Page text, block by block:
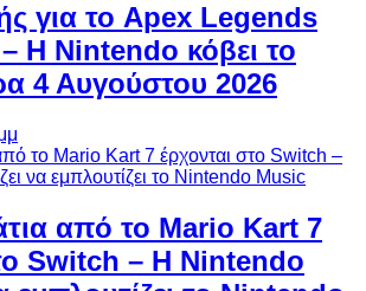
για το Apex Legends
Η Nintendo κόβει το
4 Αυγούστου 2026
από το Mario Kart 7
Switch – Η Nintendo